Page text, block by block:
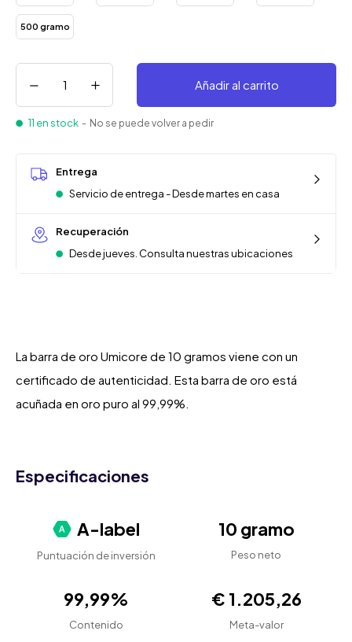
500 gramo
Añadir al carrito
11 en stock - No se puede volver a pedir
Entrega
Servicio de entrega - Desde martes en casa
Recuperación
Desde jueves. Consulta nuestras ubicaciones
La barra de oro Umicore de 10 gramos viene con un
certificado de autenticidad. Esta barra de oro está
acuñada en oro puro al 99,99%.
Especificaciones
A-label
Puntuación de inversión
10 gramo
Peso neto
99,99%
Contenido
€ 1.205,26
Meta-valor